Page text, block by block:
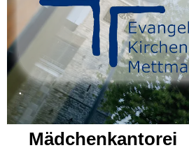
.
Mädchenkantorei